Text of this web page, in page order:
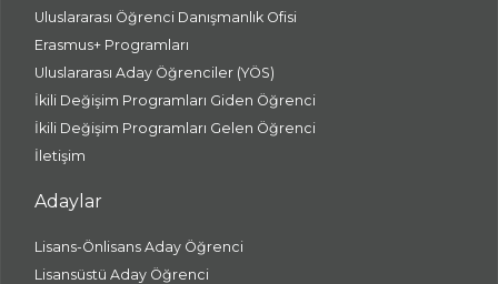
Uluslararası Öğrenci Danışmanlık Ofisi
Erasmus+ Programları
Uluslararası Aday Öğrenciler (YÖS)
İkili Değişim Programları Giden Öğrenci
İkili Değişim Programları Gelen Öğrenci
İletişim
Adaylar
Lisans-Önlisans Aday Öğrenci
Lisansüstü Aday Öğrenci